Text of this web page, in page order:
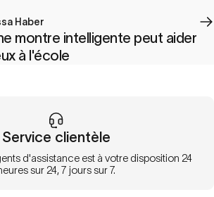
Haber
montre intelligente peut aider
à l'école
Service clientèle
d'assistance est à votre disposition 24
sur 24, 7 jours sur 7.